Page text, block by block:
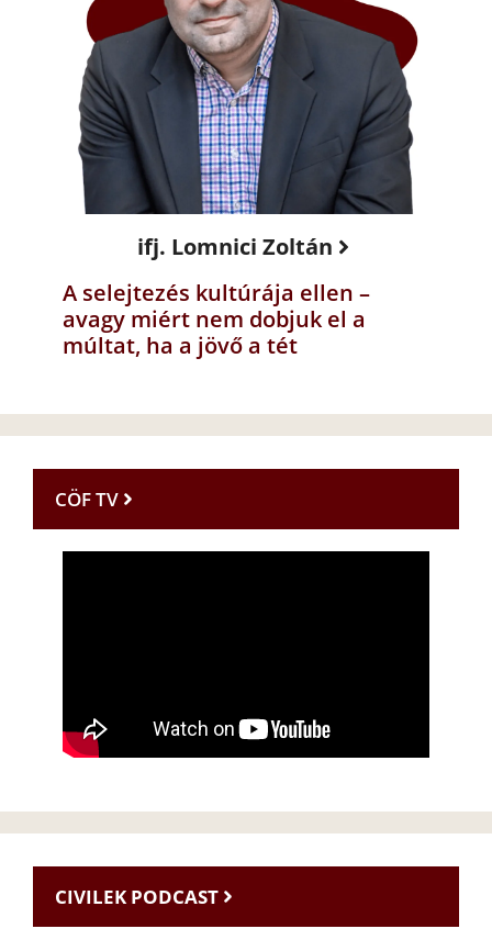
ifj. Lomnici Zoltán
A selejtezés kultúrája ellen –
avagy miért nem dobjuk el a
múltat, ha a jövő a tét
CÖF TV
CIVILEK PODCAST